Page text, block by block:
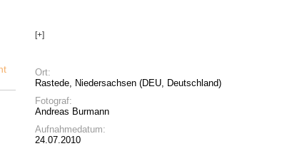
[+]
Ort:
Rastede, Niedersachsen (DEU, Deutschland)
Fotograf:
Andreas Burmann
Aufnahmedatum:
24.07.2010